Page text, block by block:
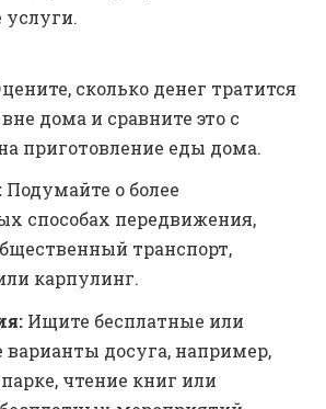
сколько денег тратится
дома и сравните это с
приготовление еды дома.
Подумайте о более
способах передвижения,
транспорт,
карпулинг.
Ищите бесплатные или
досуга, например,
чтение книг или